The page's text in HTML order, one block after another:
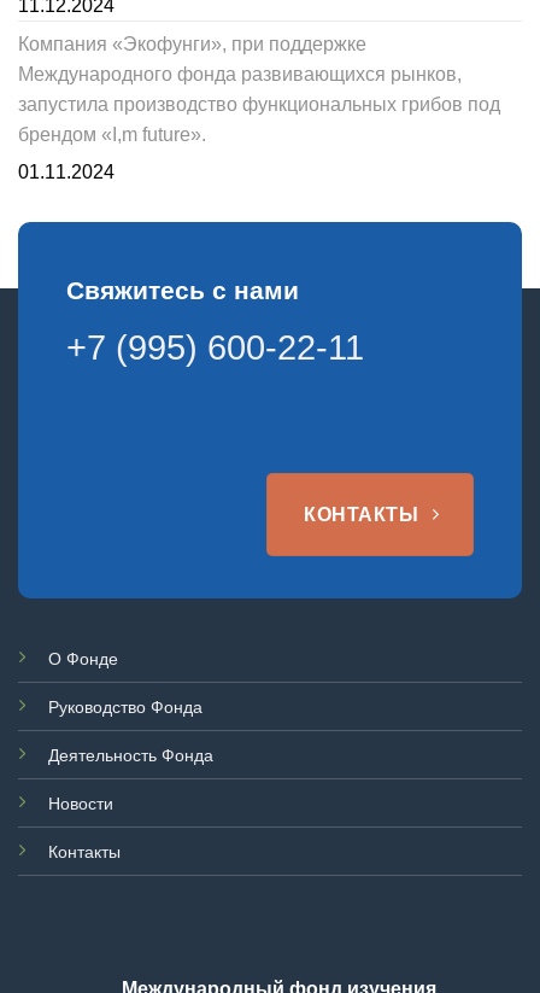
11.12.2024
Компания «Экофунги», при поддержке
Международного фонда развивающихся рынков,
запустила производство функциональных грибов под
брендом «I,m future».
01.11.2024
Свяжитесь с нами
+7 (995) 600-22-11
КОНТАКТЫ
О Фонде
Руководство Фонда
Деятельность Фонда
Новости
Контакты
Международный фонд изучения,